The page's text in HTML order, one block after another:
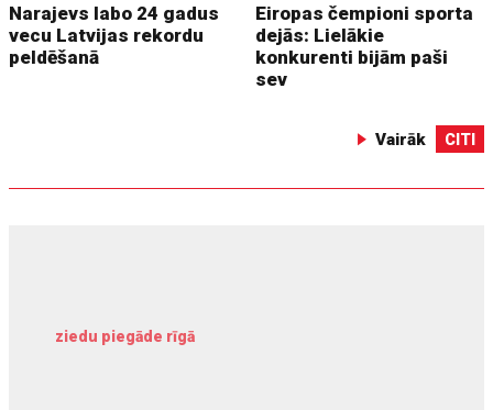
Narajevs labo 24 gadus
vecu Latvijas rekordu
peldēšanā
Eiropas čempioni sporta
dejās: Lielākie
konkurenti bijām paši
sev
Vairāk CITI
ziedu piegāde rīgā